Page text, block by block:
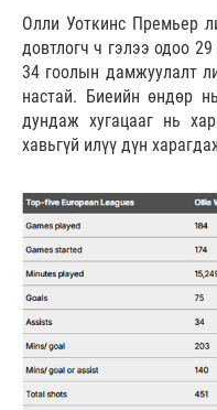
Олли Уоткинс Премьер
довтлогч ч гэлээ одоо
34 гоолын дамжуулалт
настай. Биеийн өндөр
дундаж хугацааг нь
хавьгүй илүү дүн